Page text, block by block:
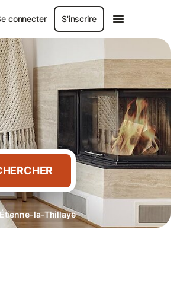
connecter S'inscrire
la-Thillaye